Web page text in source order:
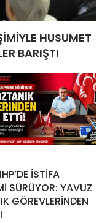
HUSUMET
BARIŞTI
İSTİFA
SÜRÜYOR: YAVUZ
GÖREVLERİNDEN